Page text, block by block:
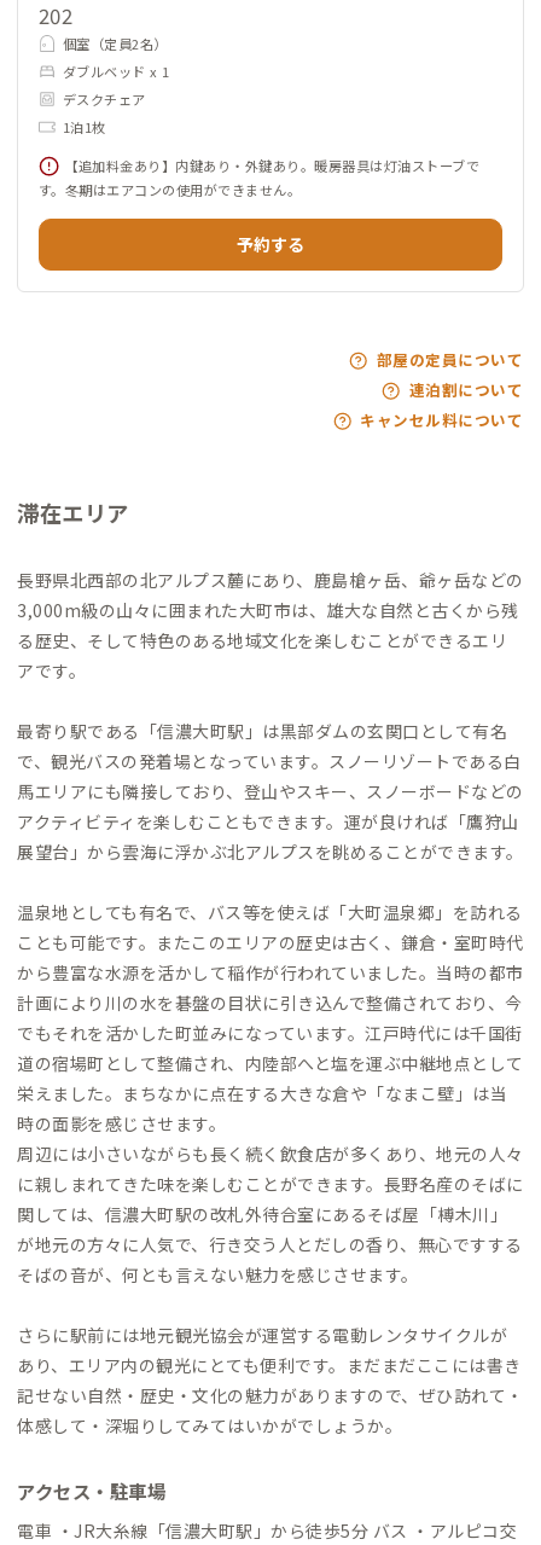
202
個室（定員2名）
ダブルベッド x 1
デスクチェア
1泊1枚
【追加料金あり】内鍵あり・外鍵あり。暖房器具は灯油ストーブで
す。冬期はエアコンの使用ができません。
予約する
部屋の定員について
連泊割について
キャンセル料について
滞在エリア
長野県北西部の北アルプス麓にあり、鹿島槍ヶ岳、爺ヶ岳などの
3,000m級の山々に囲まれた大町市は、雄大な自然と古くから残
る歴史、そして特色のある地域文化を楽しむことができるエリ
アです。
最寄り駅である「信濃大町駅」は黒部ダムの玄関口として有名
で、観光バスの発着場となっています。スノーリゾートである白
馬エリアにも隣接しており、登山やスキー、スノーボードなどの
アクティビティを楽しむこともできます。運が良ければ「鷹狩山
展望台」から雲海に浮かぶ北アルプスを眺めることができます。
温泉地としても有名で、バス等を使えば「大町温泉郷」を訪れる
ことも可能です。またこのエリアの歴史は古く、鎌倉・室町時代
から豊富な水源を活かして稲作が行われていました。当時の都市
計画により川の水を碁盤の目状に引き込んで整備されており、今
でもそれを活かした町並みになっています。江戸時代には千国街
道の宿場町として整備され、内陸部へと塩を運ぶ中継地点として
栄えました。まちなかに点在する大きな倉や「なまこ壁」は当
時の面影を感じさせます。
周辺には小さいながらも長く続く飲食店が多くあり、地元の人々
に親しまれてきた味を楽しむことができます。長野名産のそばに
関しては、信濃大町駅の改札外待合室にあるそば屋「榑木川」
が地元の方々に人気で、行き交う人とだしの香り、無心ですする
そばの音が、何とも言えない魅力を感じさせます。
さらに駅前には地元観光協会が運営する電動レンタサイクルが
あり、エリア内の観光にとても便利です。まだまだここには書き
記せない自然・歴史・文化の魅力がありますので、ぜひ訪れて・
体感して・深堀りしてみてはいかがでしょうか。
アクセス・駐車場
電車 ・JR大糸線「信濃大町駅」から徒歩5分 バス ・アルピコ交